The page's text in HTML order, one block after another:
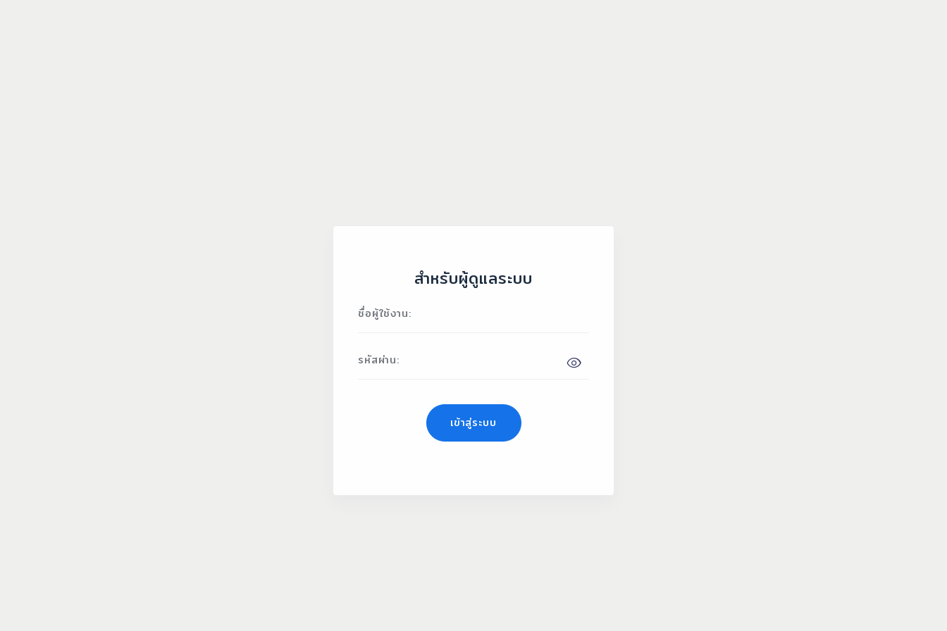
สำหรับผู้ดูแลระบบ
ชื่อผู้ใช้งาน:
รหัสผ่าน:
เข้าสู่ระบบ